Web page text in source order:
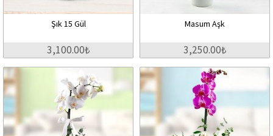
Şık 15 Gül
3,100.00₺
Masum Aşk
3,250.00₺